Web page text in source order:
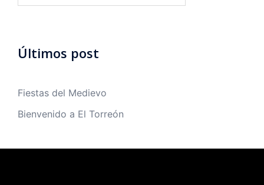
Últimos post
Fiestas del Medievo
Bienvenido a El Torreón